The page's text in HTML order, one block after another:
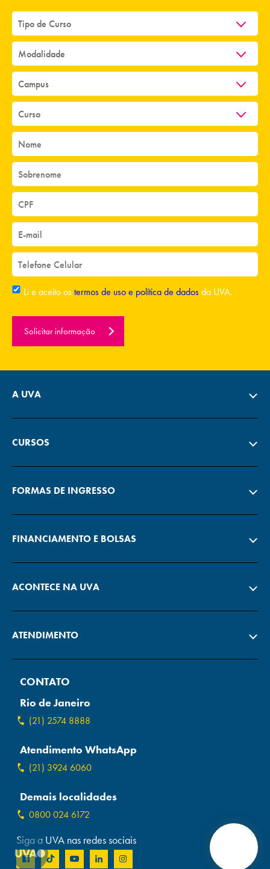
Li e aceito ostermos de uso e política de dadosda UVA.
Solicitar informação
A UVA
CURSOS
FORMAS DE INGRESSO
FINANCIAMENTO E BOLSAS
ACONTECE NA UVA
ATENDIMENTO
CONTATO
Rio de Janeiro
(21) 2574 8888
Atendimento WhatsApp
(21) 3924 6060
Demais localidades
0800 024 6172
Siga a UVA nas redes sociais